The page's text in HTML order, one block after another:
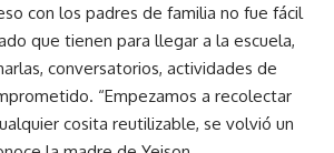
con los padres de familia no fue fácil
que tienen para llegar a la escuela,
conversatorios, actividades de
“Empezamos a recolectar
cosita reutilizable, se volvió un